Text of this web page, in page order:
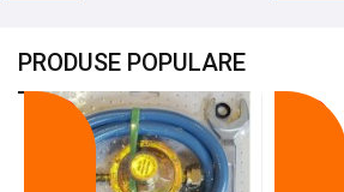
PRODUSE POPULARE